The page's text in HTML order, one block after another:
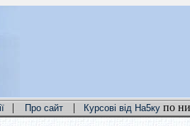
| Про сайт | Курсові від На5ку по